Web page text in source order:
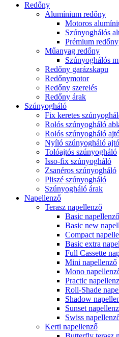
Redőny
Alumínium redőny
Motoros
Szúnyoghálós
Prémium redőny
Műanyag redőny
Szúnyoghálós
Redőny garázskapu
Redőnymotor
Redőny szerelés
Redőny árak
Szúnyogháló
Fix keretes
Rolós szúnyogháló
Rolós szúnyogháló
Nyíló szúnyogháló ajtó
Tolóajtós szúnyogháló
Isso-fix szúnyogháló
Zsanéros szúnyogháló
Pliszé szúnyogháló
Szúnyogháló árak
Napellenző
Terasz napellenző
Basic napellenző
Basic new
Compact
Basic extra
Full Cassette
Mini napellenző
Mono
Practic
Roll-Shade
Shadow
Sunset
Swiss
Kerti napellenző